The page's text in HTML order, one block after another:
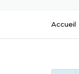
Accueil